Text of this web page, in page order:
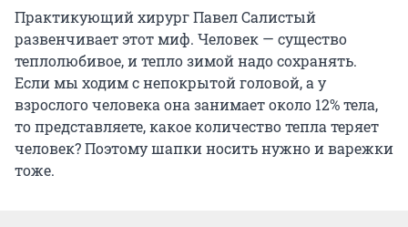
Практикующий хирург Павел Салистый
развенчивает этот миф. Человек — существо
теплолюбивое, и тепло зимой надо сохранять.
Если мы ходим с непокрытой головой, а у
взрослого человека она занимает около 12% тела,
то представляете, какое количество тепла теряет
человек? Поэтому шапки носить нужно и варежки
тоже.